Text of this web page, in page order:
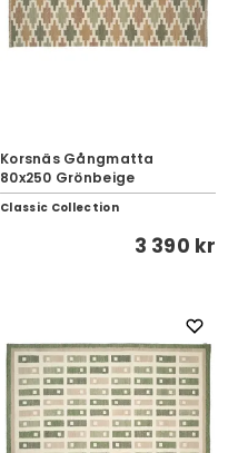
Korsnäs Gångmatta
80x250 Grönbeige
Classic Collection
3 390 kr